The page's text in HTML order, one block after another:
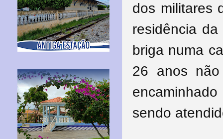
dos militares
residência
briga numa
26 anos
sendo